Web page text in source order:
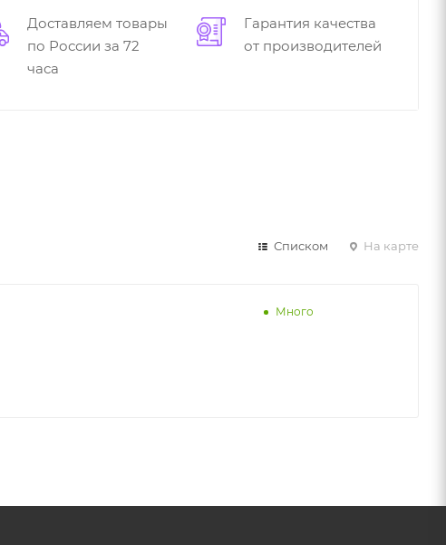
Доставляем товары
по России за 72
часа
Гарантия качества
от производителей
Списком На карте
Много